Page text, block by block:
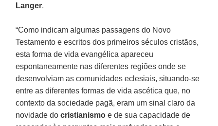
Langer.
“Como indicam algumas passagens do Novo
Testamento e escritos dos primeiros séculos cristãos,
esta forma de vida evangélica apareceu
espontaneamente nas diferentes regiões onde se
desenvolviam as comunidades eclesiais, situando-se
entre as diferentes formas de vida ascética que, no
contexto da sociedade pagã, eram um sinal claro da
novidade docristianismo e de sua capacidade de